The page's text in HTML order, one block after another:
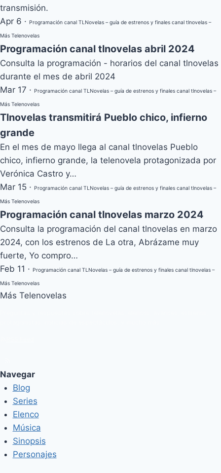
transmisión.
Apr 6 · Programación canal TLNovelas – guía de estrenos y finales canal tlnovelas –
Más Telenovelas
Programación canal tlnovelas abril 2024
Consulta la programación - horarios del canal tlnovelas
durante el mes de abril 2024
Mar 17 · Programación canal TLNovelas – guía de estrenos y finales canal tlnovelas –
Más Telenovelas
Tlnovelas transmitirá Pueblo chico, infierno
grande
En el mes de mayo llega al canal tlnovelas Pueblo
chico, infierno grande, la telenovela protagonizada por
Verónica Castro y…
Mar 15 · Programación canal TLNovelas – guía de estrenos y finales canal tlnovelas –
Más Telenovelas
Programación canal tlnovelas marzo 2024
Consulta la programación del canal tlnovelas en marzo
2024, con los estrenos de La otra, Abrázame muy
fuerte, Yo compro…
Feb 11 · Programación canal TLNovelas – guía de estrenos y finales canal tlnovelas –
Más Telenovelas
Más Telenovelas
Navegar
Blog
Series
Elenco
Música
Sinopsis
Personajes